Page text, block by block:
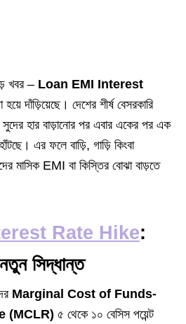
খবর – Loan EMI Interest
দাঁড়িয়েছে। দেশের শীর্ষ বেসরকারি
হার বাড়ানোর পর এবার একের পর এক
এর ফলে বাড়ি, গাড়ি কিংবা
মাসিক EMI বা কিস্তির বোঝা বাড়তে
Rate Hike:
সিদ্ধান্ত
Marginal Cost of Funds-
(MCLR) ৫ থেকে ১০ বেসিস পয়েন্ট